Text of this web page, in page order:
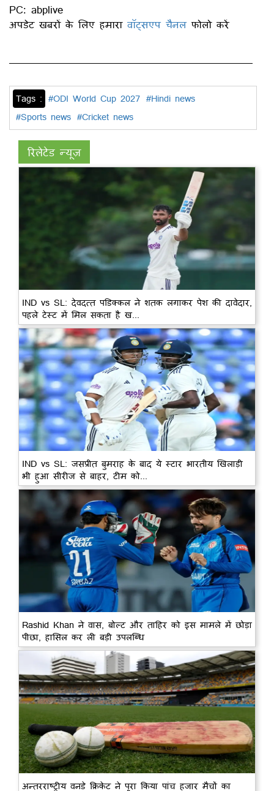
PC: abplive
अपडेट खबरों के लिए हमारा वॉट्सएप चैनल फोलो करें
Tags : #ODI World Cup 2027 #Hindi news
#Sports news #Cricket news
रिलेटेड न्यूज़
IND vs SL: देवदत्त पडिक्कल ने शतक लगाकर पेश की दावेदार,
पहले टेस्ट में मिल सकता है ख...
IND vs SL: जसप्रीत बुमराह के बाद ये स्टार भारतीय खिलाड़ी
भी हुआ सीरीज से बाहर, टीम को...
Rashid Khan ने वास, बोल्ट और ताहिर को इस मामले में छोड़ा
पीछा, हासिल कर ली बड़ी उपलब्धि
अन्तरराष्ट्रीय वनडे क्रिकेट ने पूरा किया पांच हजार मैचों का